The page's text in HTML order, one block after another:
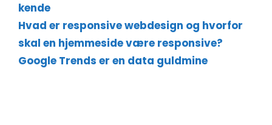
kende
Hvad er responsive webdesign og hvorfor
skal en hjemmeside være responsive?
Google Trends er en data guldmine